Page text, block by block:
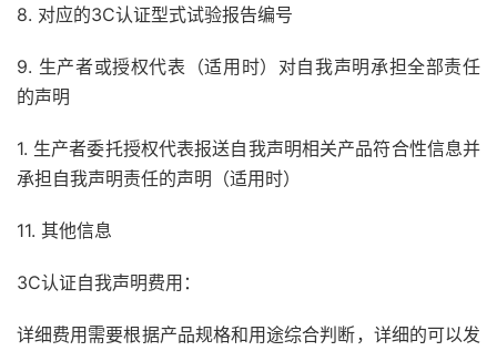
8. 对应的3C认证型式试验报告编号
9. 生产者或授权代表（适用时）对自我声明承担全部责任
的声明
1. 生产者委托授权代表报送自我声明相关产品符合性信息并
承担自我声明责任的声明（适用时）
11. 其他信息
3C认证自我声明费用：
详细费用需要根据产品规格和用途综合判断，详细的可以发